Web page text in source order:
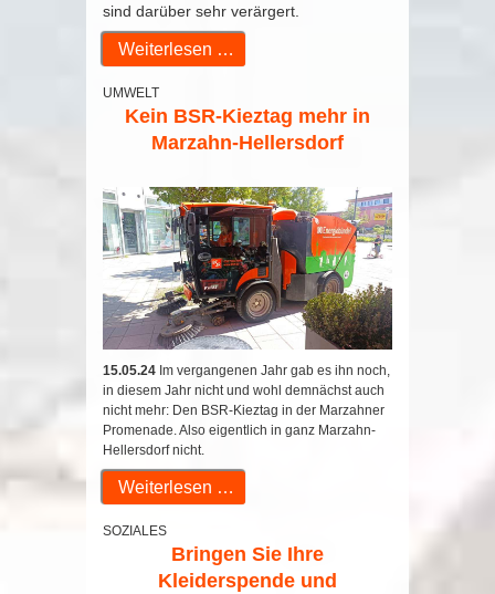
sind darüber sehr verärgert.
Weiterlesen …
UMWELT
Kein BSR-Kieztag mehr in
Marzahn-Hellersdorf
15.05.24 Im vergangenen Jahr gab es ihn noch,
in diesem Jahr nicht und wohl demnächst auch
nicht mehr: Den BSR-Kieztag in der Marzahner
Promenade. Also eigentlich in ganz Marzahn-
Hellersdorf nicht.
Weiterlesen …
SOZIALES
Bringen Sie Ihre
Kleiderspende und